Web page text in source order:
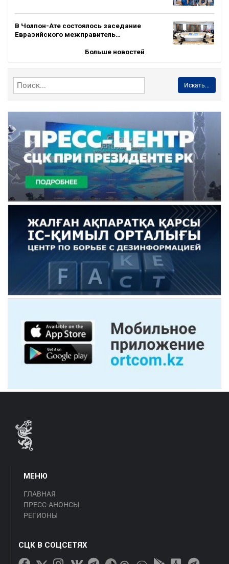
В Чолпон-Ате состоялось заседание
Евразийского межправитель…
Больше новостей
Искать...
МЕНЮ
ГЛАВНАЯ
ПРЕСС-АНОНСЫ
РЕГИОНЫ
СЦК В СОЦСЕТЯХ